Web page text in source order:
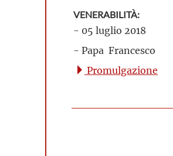
VENERABILITÀ:
- 05 luglio 2018
- Papa Francesco
Promulgazione